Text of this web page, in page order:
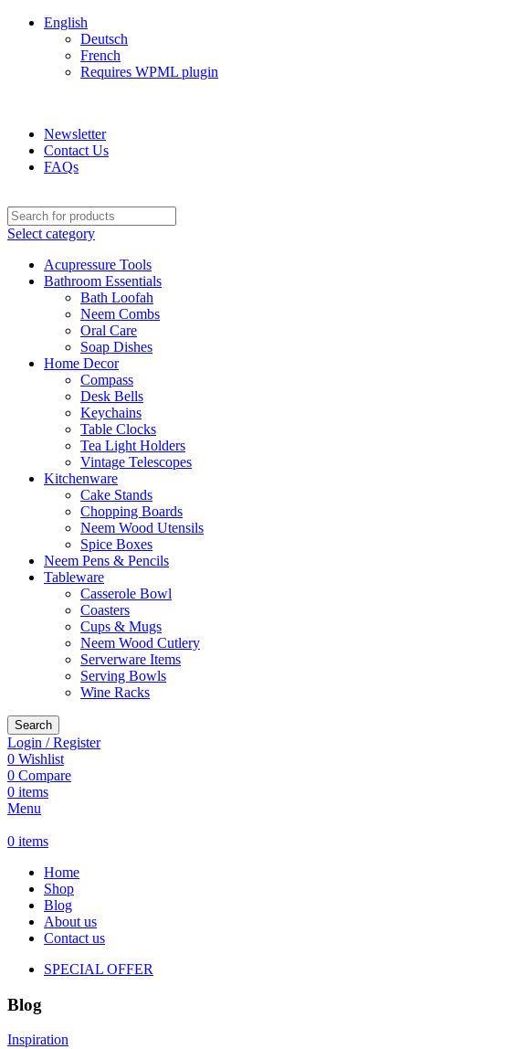
English
Deutsch
French
Requires WPML plugin
Newsletter
Contact Us
FAQs
Select category
Acupressure Tools
Bathroom Essentials
Bath Loofah
Neem Combs
Oral Care
Soap Dishes
Home Decor
Compass
Desk Bells
Keychains
Table Clocks
Tea Light Holders
Vintage Telescopes
Kitchenware
Cake Stands
Chopping Boards
Neem Wood Utensils
Spice Boxes
Neem Pens & Pencils
Tableware
Casserole Bowl
Coasters
Cups & Mugs
Neem Wood Cutlery
Serverware Items
Serving Bowls
Wine Racks
Search
Login / Register
0 Wishlist
0 Compare
0 items
Menu
0 items
Home
Shop
Blog
About us
Contact us
SPECIAL OFFER
Blog
Inspiration